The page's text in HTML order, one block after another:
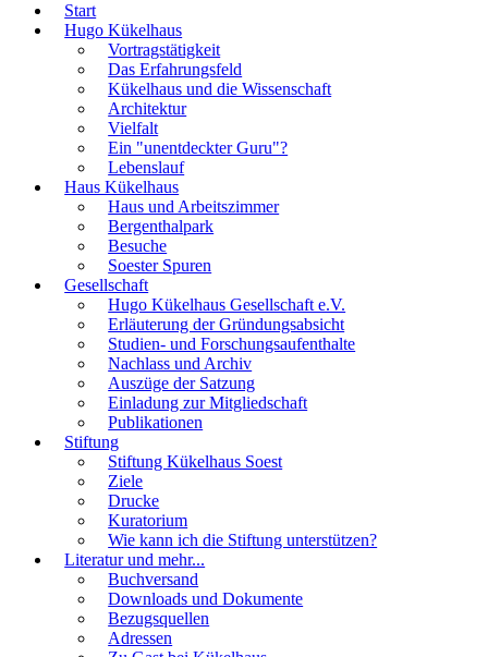
Start
Hugo Kükelhaus
Vortragstätigkeit
Das Erfahrungsfeld
Kükelhaus und die Wissenschaft
Architektur
Vielfalt
Ein "unentdeckter Guru"?
Lebenslauf
Haus Kükelhaus
Haus und Arbeitszimmer
Bergenthalpark
Besuche
Soester Spuren
Gesellschaft
Hugo Kükelhaus Gesellschaft e.V.
Erläuterung der Gründungsabsicht
Studien- und Forschungsaufenthalte
Nachlass und Archiv
Auszüge der Satzung
Einladung zur Mitgliedschaft
Publikationen
Stiftung
Stiftung Kükelhaus Soest
Ziele
Drucke
Kuratorium
Wie kann ich die Stiftung unterstützen?
Literatur und mehr...
Buchversand
Downloads und Dokumente
Bezugsquellen
Adressen